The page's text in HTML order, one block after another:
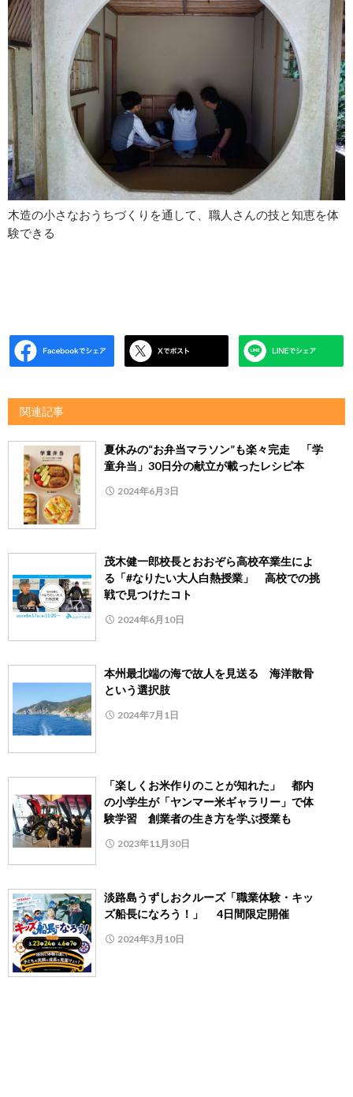
木造の小さなおうちづくりを通して、職人さんの技と知恵を体
験できる
関連記事
夏休みの“お弁当マラソン”も楽々完走 「学
童弁当」30日分の献立が載ったレシピ本
2024年6月3日
茂木健一郎校長とおおぞら高校卒業生によ
る「#なりたい大人白熱授業」 高校での挑
戦で見つけたコト
2024年6月10日
本州最北端の海で故人を見送る 海洋散骨
という選択肢
2024年7月1日
「楽しくお米作りのことが知れた」 都内
の小学生が「ヤンマー米ギャラリー」で体
験学習 創業者の生き方を学ぶ授業も
2023年11月30日
淡路島うずしおクルーズ「職業体験・キッ
ズ船長になろう！」 4日間限定開催
2024年3月10日